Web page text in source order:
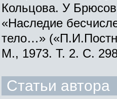
Кольцова. У
«Наследие
тело…»
М., 1973. Т. 2. С.
Статьи автора